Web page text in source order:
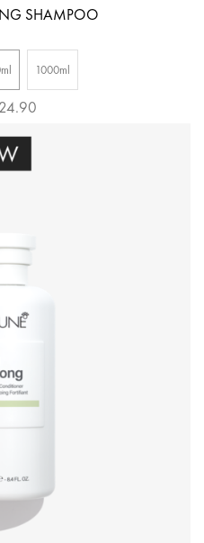
SHAMPOO
1000ml